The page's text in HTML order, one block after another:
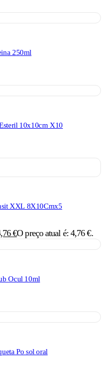
250ml
10x10cm X10
XXL 8X10Cmx5
€O preço atual é: 4,76 €.
Ocul 10ml
Po sol oral